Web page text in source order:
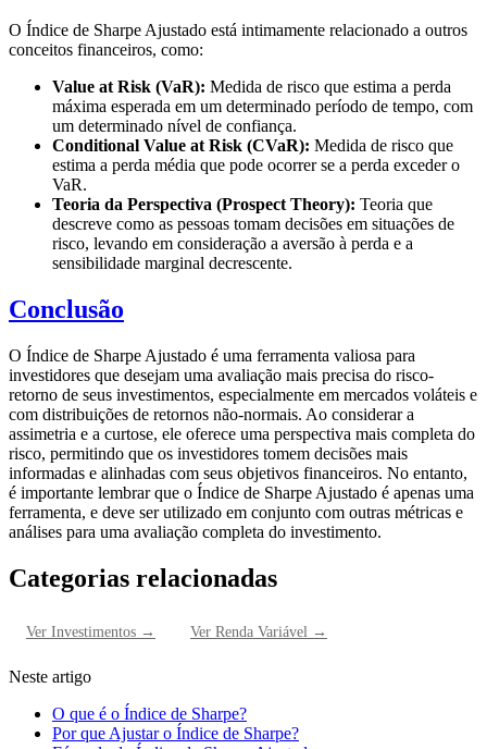
O Índice de Sharpe Ajustado está intimamente relacionado a outros
conceitos financeiros, como:
Value at Risk (VaR): Medida de risco que estima a perda
máxima esperada em um determinado período de tempo, com
um determinado nível de confiança.
Conditional Value at Risk (CVaR): Medida de risco que
estima a perda média que pode ocorrer se a perda exceder o
VaR.
Teoria da Perspectiva (Prospect Theory): Teoria que
descreve como as pessoas tomam decisões em situações de
risco, levando em consideração a aversão à perda e a
sensibilidade marginal decrescente.
Conclusão
O Índice de Sharpe Ajustado é uma ferramenta valiosa para
investidores que desejam uma avaliação mais precisa do risco-
retorno de seus investimentos, especialmente em mercados voláteis e
com distribuições de retornos não-normais. Ao considerar a
assimetria e a curtose, ele oferece uma perspectiva mais completa do
risco, permitindo que os investidores tomem decisões mais
informadas e alinhadas com seus objetivos financeiros. No entanto,
é importante lembrar que o Índice de Sharpe Ajustado é apenas uma
ferramenta, e deve ser utilizado em conjunto com outras métricas e
análises para uma avaliação completa do investimento.
Categorias relacionadas
Ver Investimentos → Ver Renda Variável →
Neste artigo
O que é o Índice de Sharpe?
Por que Ajustar o Índice de Sharpe?